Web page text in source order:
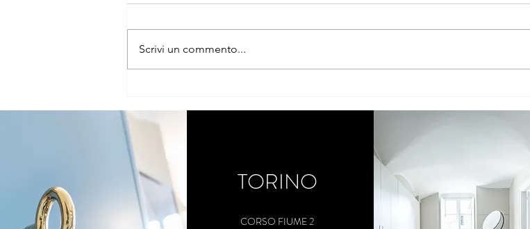
fondatore di un'azienda cedere il
comando?
dell’azienda al figlio con il patto di
Scrivi un commento...
TORINO
CORSO FIUME 2